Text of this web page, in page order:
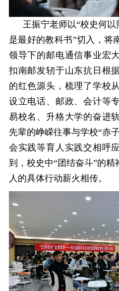
王振宁老师以“校史何以
是最好的教科书”切入，将
领导下的邮电通信事业宏
扣南邮发轫于山东抗日根
的红色源头，梳理了学校
设立电话、邮政、会计等
易校名、升格大学的奋进
先辈的峥嵘往事与学校“赤
会实践等育人实践交相呼
到，校史中“团结奋斗”的
人的具体行动薪火相传。